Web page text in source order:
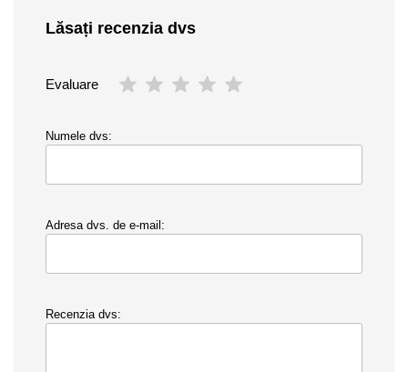
Lăsați recenzia dvs
Evaluare
Numele dvs:
Adresa dvs. de e-mail:
Recenzia dvs: